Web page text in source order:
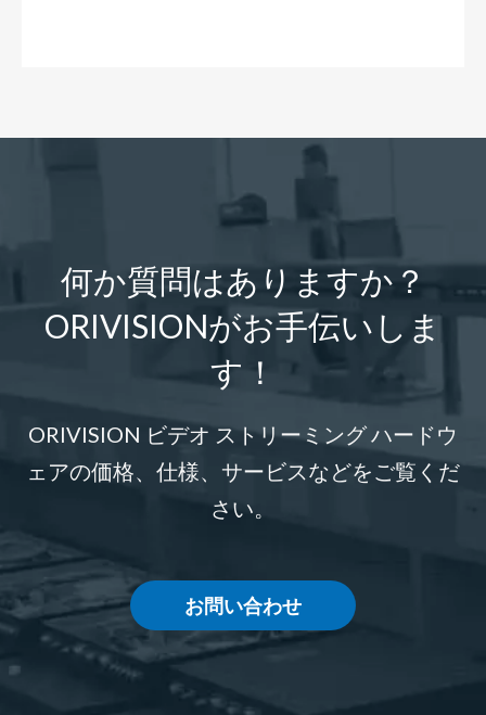
何か質問はありますか？
ORIVISIONがお手伝いしま
す！
ORIVISION ビデオ ストリーミング ハードウ
ェアの価格、仕様、サービスなどをご覧くだ
さい。
お問い合わせ